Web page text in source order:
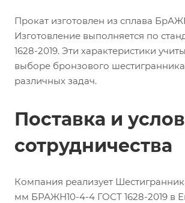
Прокат изготовлен из сплава
Изготовление выполняется по
1628-2019. Эти характеристики
выборе бронзового
различных задач.
Поставка и
сотрудничества
Компания реализует
мм БРАЖН10-4-4 ГОСТ 1628-2019 в